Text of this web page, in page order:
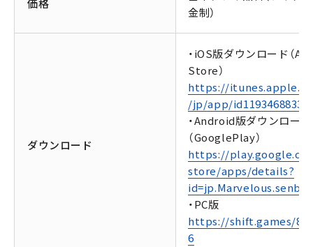
価格
金制）
ダウンロード
・iOS版ダウンロード（
Store）
https://
/jp/app/id1193468833
・Android版ダウンロード
（GooglePlay）
https://
store/apps/details?
・PC版
https://shift.games/
6